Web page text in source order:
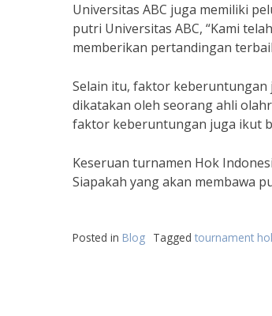
Universitas ABC juga memiliki
putri Universitas ABC, “Kami
memberikan pertandingan
Selain itu, faktor keberuntungan
dikatakan oleh seorang ahli
faktor keberuntungan juga ikut
Keseruan turnamen Hok
Siapakah yang akan membawa
Posted in Blog Tagged tournament